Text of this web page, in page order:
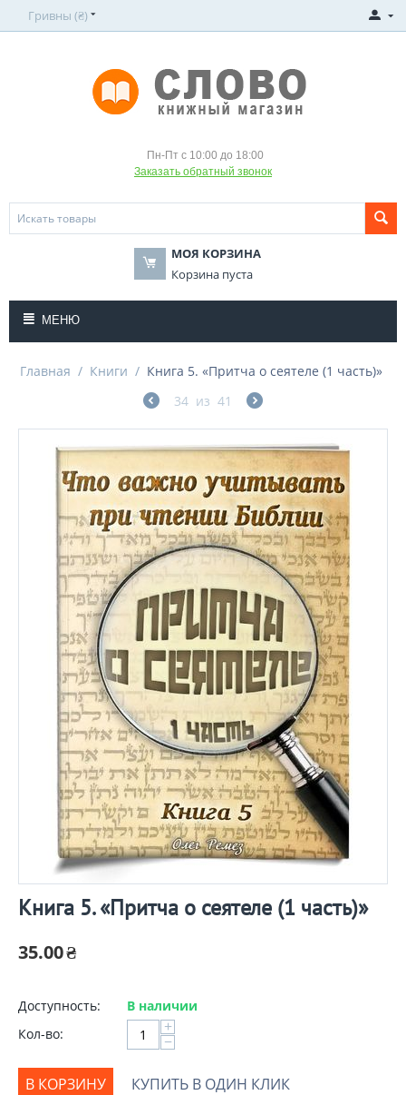
Гривны (₴)
Пн-Пт с 10:00 до 18:00
Заказать обратный звонок
МОЯ КОРЗИНА
Корзина пуста
МЕНЮ
Главная / Книги / Книга 5. «Притча о сеятеле (1 часть)»
34 из 41
Книга 5. «Притча о сеятеле (1 часть)»
35.00₴
Доступность:
В наличии
Кол-во:
+
−
В КОРЗИНУ
КУПИТЬ В ОДИН КЛИК